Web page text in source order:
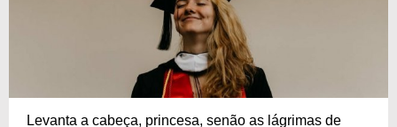
Levanta a cabeça, princesa, senão as lágrimas de